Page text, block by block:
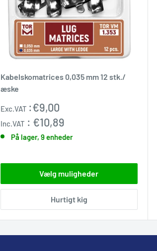
Kabelskomatrices 0,035 mm 12 stk./
æske
Udsalgspris
Exc.VAT :€9,00
Inc.VAT : €10,89
På lager, 9 enheder
Vælg muligheder
Hurtigt kig